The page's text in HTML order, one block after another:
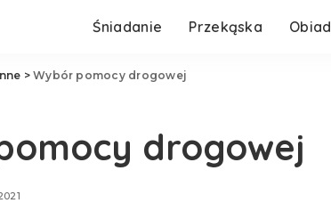
Śniadanie Przekąska Obiad
>Wybór pomocy drogowej
drogowej